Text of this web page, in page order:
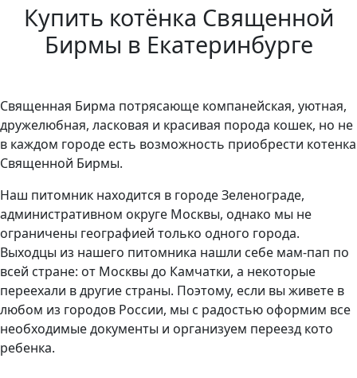
Купить котёнка Священной
Бирмы в Екатеринбурге
Священная Бирма потрясающе компанейская, уютная,
дружелюбная, ласковая и красивая порода кошек, но не
в каждом городе есть возможность приобрести котенка
Священной Бирмы.
Наш питомник находится в городе Зеленограде,
административном округе Москвы, однако мы не
ограничены географией только одного города.
Выходцы из нашего питомника нашли себе мам-пап по
всей стране: от Москвы до Камчатки, а некоторые
переехали в другие страны. Поэтому, если вы живете в
любом из городов России, мы с радостью оформим все
необходимые документы и организуем переезд кото
ребенка.